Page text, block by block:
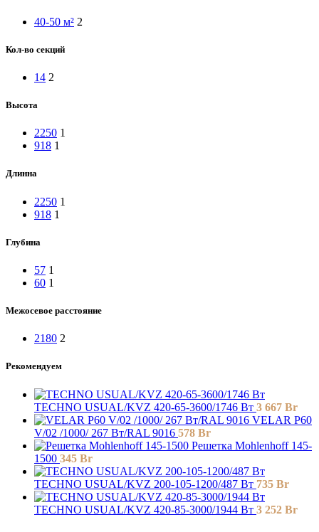
40-50 м² 2
Кол-во секций
14 2
Высота
2250 1
918 1
Длинна
2250 1
918 1
Глубина
57 1
60 1
Межосевое расстояние
2180 2
Рекомендуем
TECHNO USUAL/KVZ 420-65-3600/1746 Вт 3 667 Br
VELAR P60
V/02 /1000/ 267 Bт/RAL 9016 578 Br
Решетка Mohlenhoff 145-
1500 345 Br
TECHNO USUAL/KVZ 200-105-1200/487 Вт 735 Br
TECHNO USUAL/KVZ 420-85-3000/1944 Вт 3 252 Br